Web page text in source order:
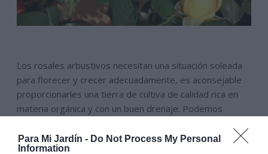
Para Mi Jardín - Do Not Process My Personal
Information
Los rosales arbustivos necesitan una situación soleada
para florecer y crecer adecuadamente, es aconsejable
proporcionarles una tierra de cultiva de calidad rica en
materia orgánica y con un buen drenaje. Podemos
macetas, para patios y terrazas.